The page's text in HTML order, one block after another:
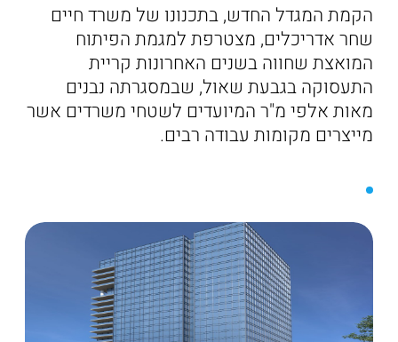
הקמת המגדל החדש, בתכנונו של משרד חיים
שחר אדריכלים, מצטרפת למגמת הפיתוח
המואצת שחווה בשנים האחרונות קריית
התעסוקה בגבעת שאול, שבמסגרתה נבנים
מאות אלפי מ"ר המיועדים לשטחי משרדים אשר
מייצרים מקומות עבודה רבים.